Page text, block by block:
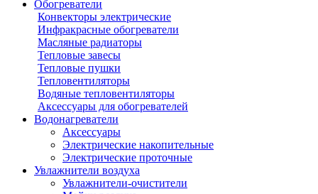
Обогреватели
Конвекторы электрические
Инфракрасные обогреватели
Масляные радиаторы
Тепловые завесы
Тепловые пушки
Тепловентиляторы
Водяные тепловентиляторы
Аксессуары для обогревателей
Водонагреватели
Аксессуары
Электрические накопительные
Электрические проточные
Увлажнители воздуха
Увлажнители-очистители